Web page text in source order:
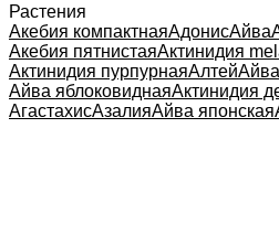
Растения
Акебия компактнаяАдонисАйва
Акебия пятнистаяАктинидия
Актинидия пурпурнаяАлтей
Айва яблоковиднаяАктинидия
АгастахисАзалияАйва японская